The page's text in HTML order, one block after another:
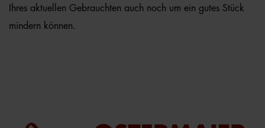
Ihres aktuellen Gebrauchten auch noch um ein gutes Stück
mindern können.